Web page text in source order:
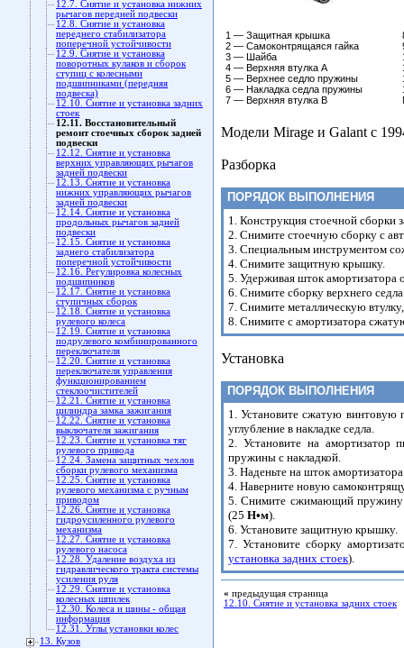
12.7. Снятие и установка нижних
рычагов передней подвески
12.8. Снятие и установка
переднего стабилизатора
поперечной устойчивости
12.9. Снятие и установка
поворотных кулаков и сборок
ступиц с колесными
подшипниками (передняя
подвеска)
12.10. Снятие и установка задних
стоек
12.11. Восстановительный
ремонт стоечных сборок задней
подвески
12.12. Снятие и установка
верхних управляющих рычагов
задней подвески
12.13. Снятие и установка
нижних управляющих рычагов
задней подвески
12.14. Снятие и установка
продольных рычагов задней
подвески
12.15. Снятие и установка
заднего стабилизатора
поперечной устойчивости
12.16. Регулировка колесных
подшипников
12.17. Снятие и установка
ступичных сборок
12.18. Снятие и установка
рулевого колеса
12.19. Снятие и установка
подрулевого комбинированного
переключателя
12.20. Снятие и установка
переключателя управления
функционированием
стеклоочистителей
12.21. Снятие и установка
цилиндра замка зажигания
12.22. Снятие и установка
выключателя зажигания
12.23. Снятие и установка тяг
рулевого привода
12.24. Замена защитных чехлов
сборки рулевого механизма
12.25. Снятие и установка
рулевого механизма с ручным
приводом
12.26. Снятие и установка
гидроусиленного рулевого
механизма
12.27. Снятие и установка
рулевого насоса
12.28. Удаление воздуха из
гидравлического тракта системы
усиления руля
12.29. Снятие и установка
колесных шпилек
12.30. Колеса и шины - общая
информация
12.31. Углы установки колес
13. Кузов
1 — Защитная крышка
2 — Самоконтрящаяся гайка
3 — Шайба
4 — Верхняя втулка А
5 — Верхнее седло пружины
6 — Накладка седла пружины
7 — Верхняя втулка В
Модели Mirage и Galant с
Разборка
ПОРЯДОК ВЫПОЛНЕНИЯ
1. Конструкция стоечной сборки
2. Снимите стоечную сборку с
3. Специальным инструментом
4. Снимите защитную крышку.
5. Удерживая шток амортизатора
6. Снимите сборку верхнего
7. Снимите металлическую
8. Снимите с амортизатора
Установка
ПОРЯДОК ВЫПОЛНЕНИЯ
1. Установите сжатую винтовую
углубление в накладке седла.
2. Установите на амортизатор
пружины с накладкой.
3. Наденьте на шток
4. Наверните новую
5. Снимите сжимающий пружину
(25 H•м).
6. Установите защитную крышку.
7. Установите сборку
установка задних стоек).
« предыдущая страница
12.10. Снятие и установка задних стоек